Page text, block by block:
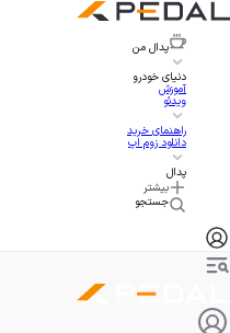
پدال من
دنیای خودرو
آموزش
ویدئو
راهنمای خرید
دانلود زوم اپ
پدال
بیشتر
جستجو